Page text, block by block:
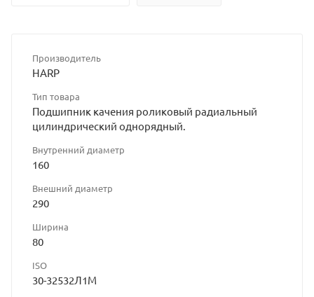
Производитель
HARP
Тип товара
Подшипник качения роликовый радиальный
цилиндрический однорядный.
Внутренний диаметр
160
Внешний диаметр
290
Ширина
80
ISO
30-32532Л1М